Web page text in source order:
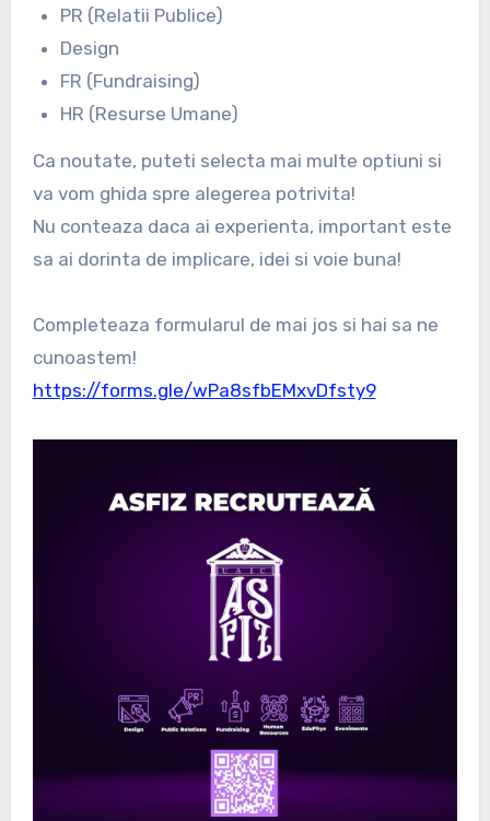
PR (Relatii Publice)
Design
FR (Fundraising)
HR (Resurse Umane)
Ca noutate, puteti selecta mai multe optiuni si
va vom ghida spre alegerea potrivita!
Nu conteaza daca ai experienta, important este
sa ai dorinta de implicare, idei si voie buna!
Completeaza formularul de mai jos si hai sa ne
cunoastem!
https://forms.gle/wPa8sfbEMxvDfsty9